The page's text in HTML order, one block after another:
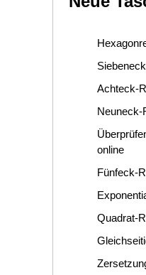
Achteck-
Neuneck-
online
Fünfeck-
Quadrat-